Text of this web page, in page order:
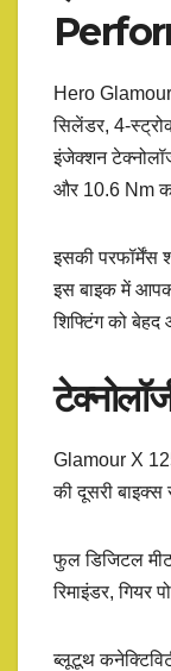
Hero
सिलेंडर, 4-
इंजेक्शन
और 10.6 Nm
इसकी परफॉर्मेंस
इस बाइक में
शिफ्टिंग को बेहद
Glamour X
की दूसरी
फुल डिजिटल
रिमाइंडर, गियर
ब्लूटूथ